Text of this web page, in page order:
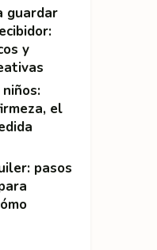
guardar
y
el
pasos